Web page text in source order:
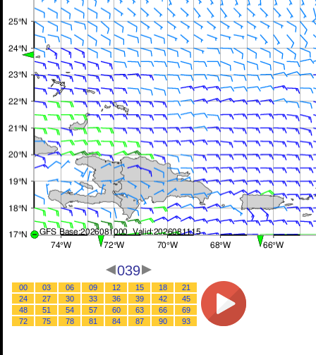
039
00 03 06 09 12 15 18
21
24
27 30 33 36 39 42
45
48
51 54 57 60 63 66
69
72
75 78 81 84 87 90 93